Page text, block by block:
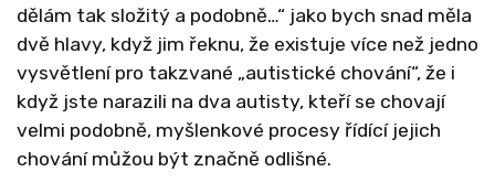
dělám tak složitý a podobně…“ jako bych snad měla
dvě hlavy, když jim řeknu, že existuje více než jedno
vysvětlení pro takzvané „autistické chování“, že i
když jste narazili na dva autisty, kteří se chovají
velmi podobně, myšlenkové procesy řídící jejich
chování můžou být značně odlišné.